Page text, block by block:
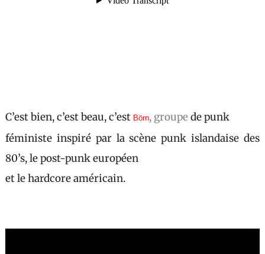
C’est bien, c’est beau, c’est Börn, groupede punk
féministe inspiré par la scène punk islandaise des
80’s, le post-punk européen
et le hardcore américain.